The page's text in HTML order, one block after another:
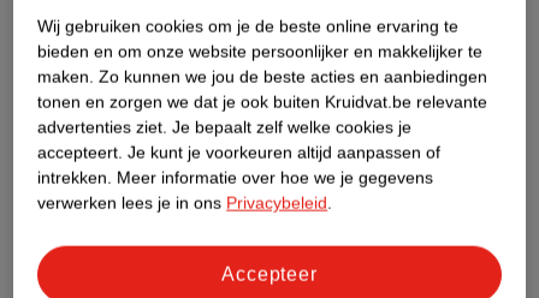
Nature Impact Score
Dit product heeft (nog) geen Nature
Impact Score.
Meer informatie
Wij gebruiken cookies om je de beste online ervaring te
bieden en om onze website persoonlijker en makkelijker te
maken. Zo kunnen we jou de beste acties en aanbiedingen
tonen en zorgen we dat je ook buiten Kruidvat.be relevante
advertenties ziet. Je bepaalt zelf welke cookies je
accepteert. Je kunt je voorkeuren altijd aanpassen of
intrekken. Meer informatie over hoe we je gegevens
verwerken lees je in ons Privacybeleid.
Accepteer